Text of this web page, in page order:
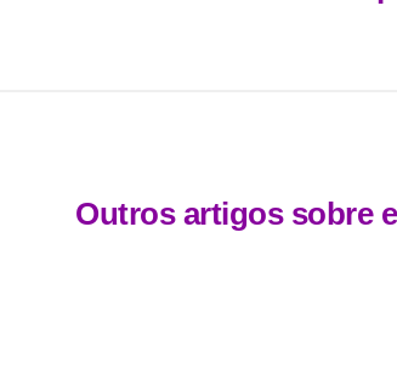
Outros artigos sobre